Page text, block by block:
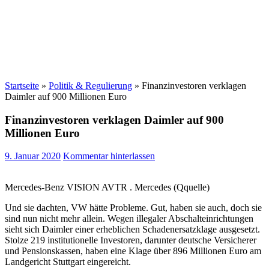
Startseite » Politik & Regulierung » Finanzinvestoren verklagen
Daimler auf 900 Millionen Euro
Finanzinvestoren verklagen Daimler auf 900
Millionen Euro
9. Januar 2020 Kommentar hinterlassen
Mercedes-Benz VISION AVTR . Mercedes (Qquelle)
Und sie dachten, VW hätte Probleme. Gut, haben sie auch, doch sie
sind nun nicht mehr allein. Wegen illegaler Abschalteinrichtungen
sieht sich Daimler einer erheblichen Schadenersatzklage ausgesetzt.
Stolze 219 institutionelle Investoren, darunter deutsche Versicherer
und Pensionskassen, haben eine Klage über 896 Millionen Euro am
Landgericht Stuttgart eingereicht.